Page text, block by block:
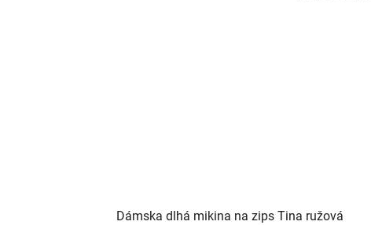
Dámska dlhá mikina na zips Tina ružová